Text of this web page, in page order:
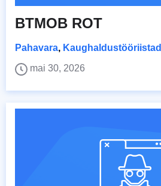
BTMOB ROT
Pahavara, Kaughaldustööriistad
mai 30, 2026